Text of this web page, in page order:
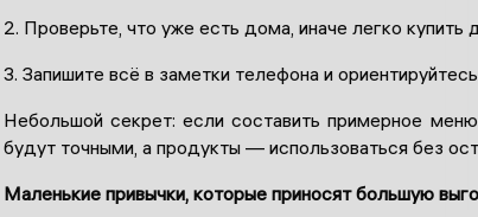
2. Проверьте, что уже есть дома, иначе легко купить
3. Запишите всё в заметки телефона и
Небольшой секрет: если составить примерное
будут точными, а продукты — использоваться без
Маленькие привычки, которые приносят большую